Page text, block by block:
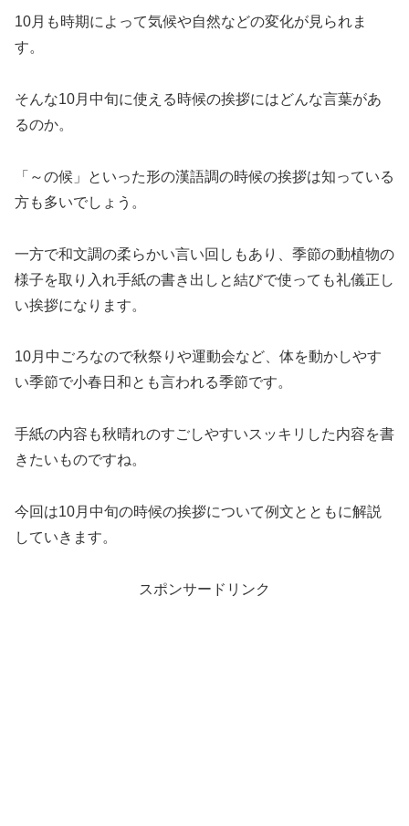
10月も時期によって気候や自然などの変化が見られま
す。
そんな10月中旬に使える時候の挨拶にはどんな言葉があ
るのか。
「～の候」といった形の漢語調の時候の挨拶は知っている
方も多いでしょう。
一方で和文調の柔らかい言い回しもあり、季節の動植物の
様子を取り入れ手紙の書き出しと結びで使っても礼儀正し
い挨拶になります。
10月中ごろなので秋祭りや運動会など、体を動かしやす
い季節で小春日和とも言われる季節です。
手紙の内容も秋晴れのすごしやすいスッキリした内容を書
きたいものですね。
今回は10月中旬の時候の挨拶について例文とともに解説
していきます。
スポンサードリンク